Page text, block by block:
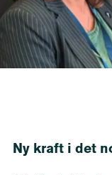
Ny kraft i det